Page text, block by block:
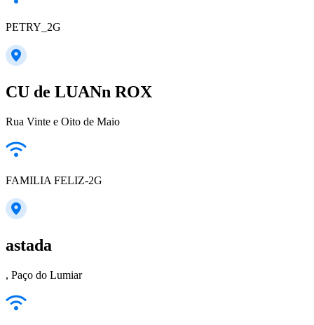
PETRY_2G
CU de LUANn ROX
Rua Vinte e Oito de Maio
FAMILIA FELIZ-2G
astada
, Paço do Lumiar